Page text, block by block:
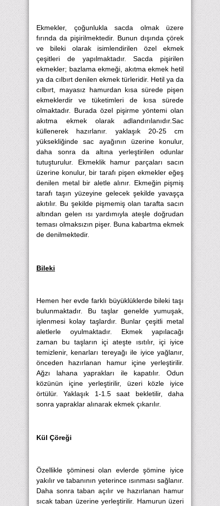
Ekmekler, çoğunlukla sacda olmak üzere
fırında da pişirilmektedir. Bunun dışında çörek
ve bileki olarak isimlendirilen özel ekmek
çeşitleri de yapılmaktadır. Sacda pişirilen
ekmekler; bazlama ekmeği, akıtma ekmek hetil
ya da cılbırt denilen ekmek türleridir. Hetil ya da
cılbırt, mayasız hamurdan kısa sürede pişen
ekmeklerdir ve tüketimleri de kısa sürede
olmaktadır. Burada özel pişirme yöntemi olan
akıtma ekmek olarak adlandırılanıdır.Sac
küllenerek hazırlanır. yaklaşık 20-25 cm
yüksekliğinde sac ayağının üzerine konulur,
daha sonra da altına yerleştirilen odunlar
tutuşturulur. Ekmeklik hamur parçaları sacın
üzerine konulur, bir tarafı pişen ekmekler eğeş
denilen metal bir aletle alınır. Ekmeğin pişmiş
tarafı taşın yüzeyine gelecek şekilde yavaşça
akıtılır. Bu şekilde pişmemiş olan tarafta sacın
altından gelen ısı yardımıyla ateşle doğrudan
teması olmaksızın pişer. Buna kabartma ekmek
de denilmektedir.
Bileki
Hemen her evde farklı büyüklüklerde bileki taşı
bulunmaktadır. Bu taşlar genelde yumuşak,
işlenmesi kolay taşlardır. Bunlar çeşitli metal
aletlerle oyulmaktadır. Ekmek yapılacağı
zaman bu taşların içi ateşte ısıtılır, içi iyice
temizlenir, kenarları tereyağı ile iyice yağlanır,
önceden hazırlanan hamur içine yerleştirilir.
Ağzı lahana yaprakları ile kapatılır. Odun
közünün içine yerleştirilir, üzeri közle iyice
örtülür. Yaklaşık 1-1.5 saat bekletilir, daha
sonra yapraklar alınarak ekmek çıkarılır.
Kül Çöreği
Özellikle şöminesi olan evlerde şömine iyice
yakılır ve tabanının yeterince ısınması sağlanır.
Daha sonra taban açılır ve hazırlanan hamur
sıcak taban üzerine yerleştirilir. Hamurun üzeri